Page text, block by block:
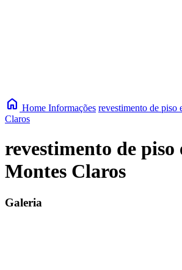
home Home Informações revestimento de piso
Claros
revestimento de piso
Montes Claros
Galeria